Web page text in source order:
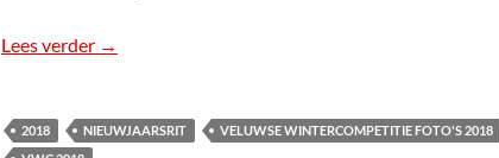
Lees verder Foto’s VWC 2018
→
2018 NIEUWJAARSRIT
VELUWSE WINTERCOMPETITIE FOTO'S 2018